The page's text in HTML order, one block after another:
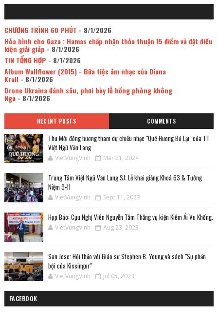
CHƯƠNG TRÌNH 60 PHÚT - 8/1/2026
Hòa bình cho Gaza : Hamas chấp nhận thỏa thuận 15 điểm và đặt điều
kiện giải giáp - 8/1/2026
TIN TỔNG HỢP - 8/1/2026
Album Wallflower (2015) - Bữa tiệc âm nhạc của Diana
Krall- 8/1/2026
Drone Ukraina đánh sâu, phơi bày lỗ hổng phòng không
Nga- 8/1/2026
RECENT POSTS COMMENTS
Thư Mời đồng hương tham dự chiều nhạc "Quê Hương Bỏ Lại" của TT
Việt Ngữ Văn Lang
VietVungVinh Mar 21, 2024
Trung Tâm Việt Ngữ Văn Lang SJ: Lễ khai giảng Khoá 63 & Tưởng
Niệm 9-11
VietVungVinh Sept 11, 2023
Họp Báo: Cựu Nghị Viên Nguyễn Tâm Thắng vụ kiện Kiêm Ái Vu Khống.
VietVungVinh Aug 23, 2023
San Jose: Hội thảo với Giáo sư Stephen B. Young và sách "Sự phản
bội của Kissinger"
VietVungVinh Jul 05, 2023
FACEBOOK